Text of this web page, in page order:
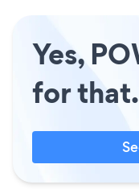
Yes,
for that.